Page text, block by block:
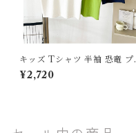
キッズ Tシャツ 半袖 恐竜 プ
リント 綿100% 男の子 韓国子
供服 配色 切り替え トップス
¥2,720